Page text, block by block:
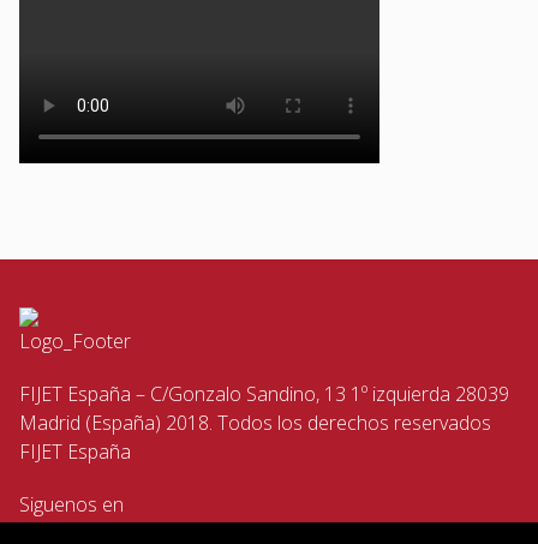
FIJET España – C/Gonzalo Sandino, 13 1º izquierda 28039
Madrid (España) 2018. Todos los derechos reservados
FIJET España
Siguenos en